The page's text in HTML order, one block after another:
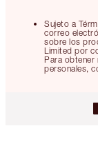
Sujeto a
correo
sobre los
Limited por
Para obtener
personales,